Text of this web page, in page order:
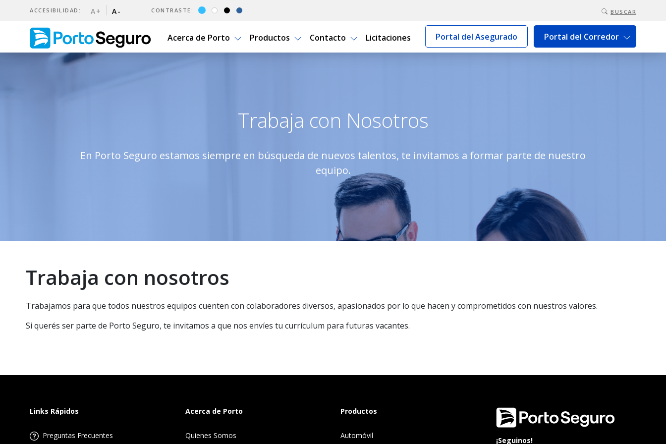
BUSCAR
ACCESIBILIDAD: A+ A- CONTRASTE:
Acerca de Porto Productos Contacto Licitaciones Portal del Asegurado Portal del Corredor
Trabaja con nosotros | Porto Seguro Uruguay
Trabaja con Nosotros
En Porto Seguro estamos siempre en búsqueda de nuevos talentos, te invitamos a formar parte de nuestro
equipo.
Trabaja con nosotros
Trabajamos para que todos nuestros equipos cuenten con colaboradores diversos, apasionados por lo que hacen y comprometidos con nuestros valores.
Si querés ser parte de Porto Seguro, te invitamos a que nos envíes tu currículum para futuras vacantes.
Links Rápidos
Preguntas Frecuentes
Acerca de Porto
Quienes Somos
Productos
Automóvil
¡Seguinos!